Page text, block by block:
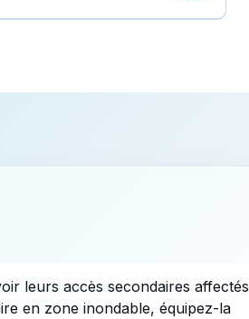
leurs accès secondaires affectés
en zone inondable, équipez-la